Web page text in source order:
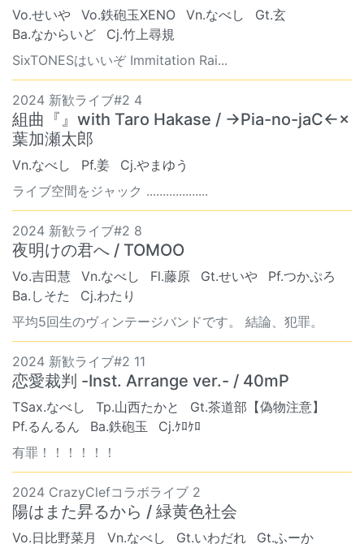
Vo.せいや Vo.鉄砲玉XENO Vn.なべし
Gt.玄
Ba.なからいど
Cj.竹上尋規
SixTONESはいいぞ Immitation Rai...
2024 新歓ライブ#2 4
組曲『』with Taro Hakase / →Pia-no-jaC←×
葉加瀬太郎
Vn.なべし Pf.姜
Cj.やまゆう
ライブ空間をジャック ...................
2024 新歓ライブ#2 8
夜明けの君へ / TOMOO
Vo.吉田慧 Vn.なべし Fl.藤原 Gt.せいや
Pf.つかぷろ
Ba.しそた
Cj.わたり
平均5回生のヴィンテージバンドです。 結論、犯罪。
2024 新歓ライブ#2 11
恋愛裁判 -Inst. Arrange ver.- / 40mP
TSax.なべし Tp.山西たかと
Gt.茶道部【偽物注意】
Pf.るんるん
Ba.鉄砲玉
Cj.ｹﾛｹﾛ
有罪！！！！！！
2024 CrazyClefコラボライブ 2
陽はまた昇るから / 緑黄色社会
Vo.日比野菜月 Vn.なべし Gt.いわだれ
Gt.ふーか